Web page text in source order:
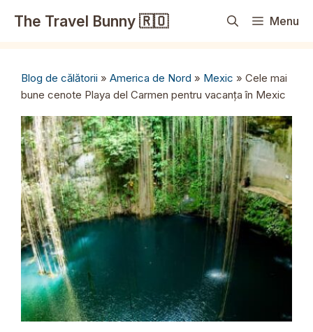
The Travel Bunny 🇷🇴 Menu
Blog de călătorii » America de Nord » Mexic » Cele mai
bune cenote Playa del Carmen pentru vacanța în Mexic